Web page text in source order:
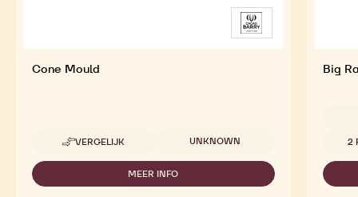
Cone Mould
VERGELIJK
-
CONE
Beschikbare maten
UNKNOWN
MEER INFO
-
Big
2